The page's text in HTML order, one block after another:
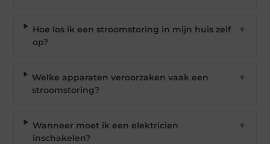
Hoe los ik een stroomstoring in mijn huis zelf
op?
▼
Welke apparaten veroorzaken vaak een
stroomstoring?
▼
Wanneer moet ik een elektricien
inschakelen?
▼